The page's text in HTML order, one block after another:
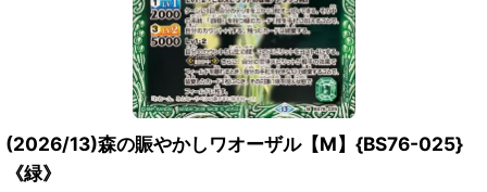
(2026/13)森の賑やかしワオーザル【M】{BS76-025}
《緑》